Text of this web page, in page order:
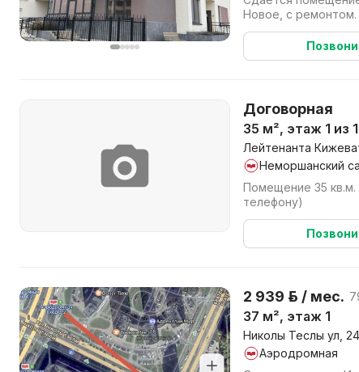
Новое, с ремонтом.
Договорная
35 м², этаж 1 из 1
Лейтенанта
Неморшанский
Помещение 35
телефону)
2 939 р. / мес.
37 м², этаж 1
Николы Теслы ул,
Аэродромная